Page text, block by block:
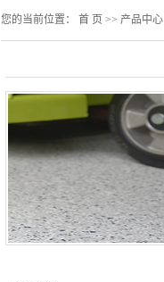
您的当前位置： 首 页 >> 产品中心